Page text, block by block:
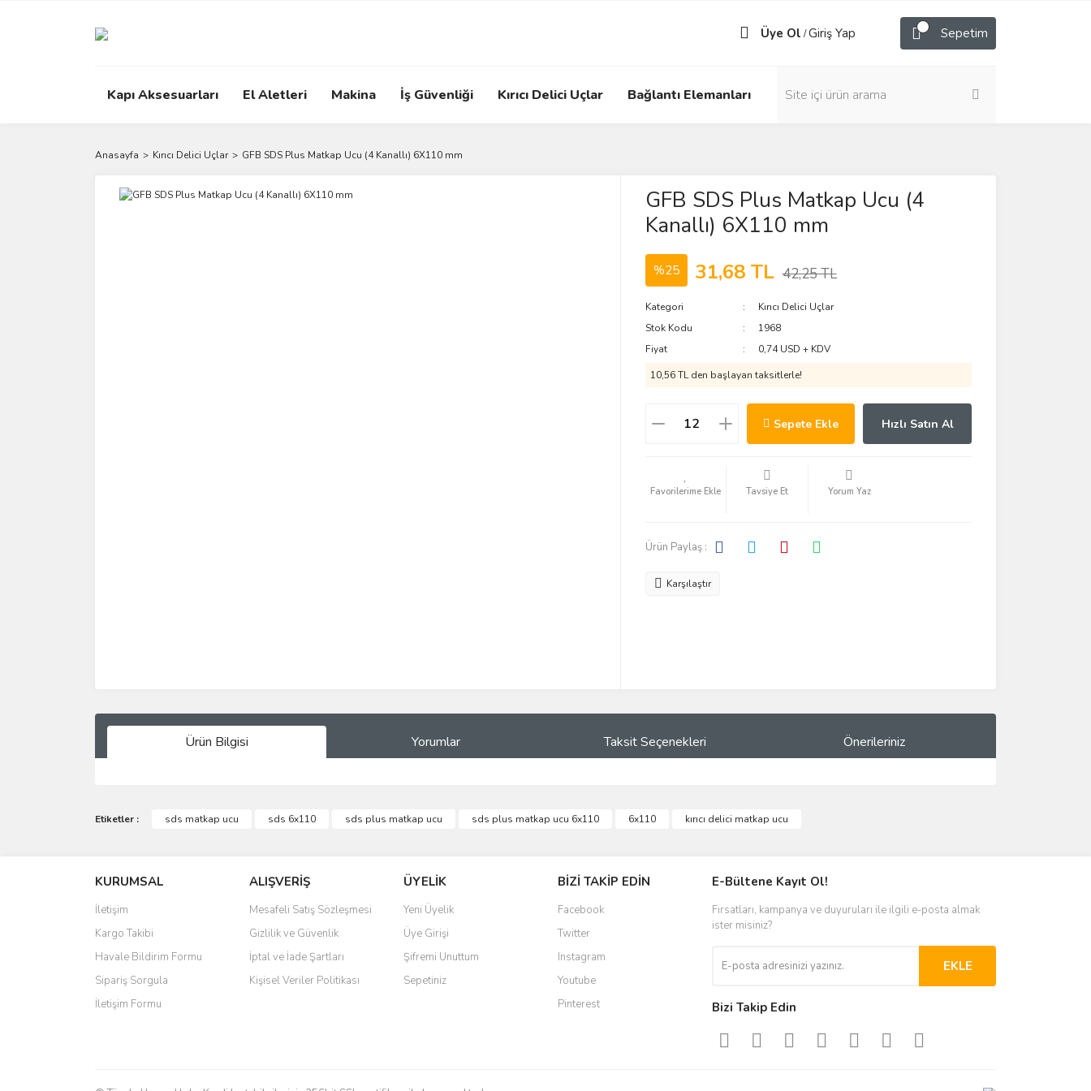
Üye Ol /Giriş Yap Sepetim
Kapı Aksesuarları El Aletleri Makina İş Güvenliği Kırıcı Delici Uçlar Bağlantı Elemanları
Anasayfa Kırıcı Delici Uçlar GFB SDS Plus Matkap Ucu (4 Kanallı) 6X110 mm
GFB SDS Plus Matkap Ucu (4
Kanallı) 6X110 mm
%25 31,68 TL 42,25 TL
Kategori
Kırıcı Delici Uçlar
Stok Kodu
1968
Fiyat
0,74 USD + KDV
10,56 TL den başlayan taksitlerle!
Sepete Ekle Hızlı Satın Al
Tavsiye Et Yorum Yaz
Ürün Paylaş :
Karşılaştır
Ürün Bilgisi Yorumlar Taksit Seçenekleri Önerileriniz
Bu ürüne ilk yorumu siz yapın!
Yorum Yaz
Görüş ve önerileriniz için teşekkür ederiz.
Ürün açıklamasında eksik bilgiler bulunuyor.
Ürün bilgilerinde hatalar bulunuyor.
Ürün fiyatı diğer sitelerden daha pahalı.
Bu ürüne benzer farklı alternatifler olmalı.
Etiketler : sds matkap ucu sds 6x110 sds plus matkap ucu sds plus matkap ucu 6x110 6x110 kırıcı delici matkap ucu
KURUMSAL
İletişim
Kargo Takibi
Havale Bildirim Formu
Sipariş Sorgula
İletişim Formu
ALIŞVERİŞ
Mesafeli Satış Sözleşmesi
Gizlilik ve Güvenlik
İptal ve İade Şartları
Kişisel Veriler Politikası
ÜYELİK
Yeni Üyelik
Üye Girişi
Şifremi Unuttum
Sepetiniz
BİZİ TAKİP EDİN
Facebook
Twitter
Instagram
Youtube
Pinterest
E-Bültene Kayıt Ol!
Fırsatları, kampanya ve duyuruları ile ilgili e-posta almak
ister misiniz?
EKLE
Bizi Takip Edin